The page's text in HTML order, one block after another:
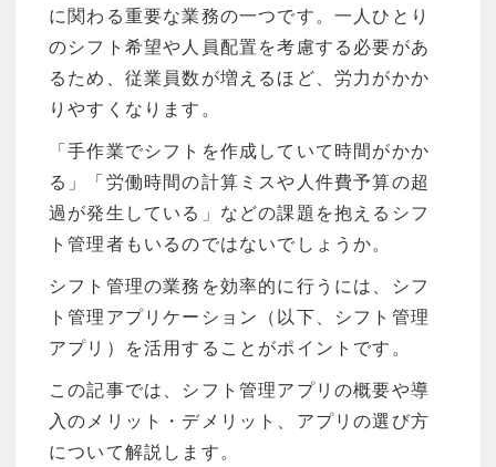
に関わる重要な業務の一つです。一人ひとり
のシフト希望や人員配置を考慮する必要があ
るため、従業員数が増えるほど、労力がかか
りやすくなります。
「手作業でシフトを作成していて時間がかか
る」「労働時間の計算ミスや人件費予算の超
過が発生している」などの課題を抱えるシフ
ト管理者もいるのではないでしょうか。
シフト管理の業務を効率的に行うには、シフ
ト管理アプリケーション（以下、シフト管理
アプリ）を活用することがポイントです。
この記事では、シフト管理アプリの概要や導
入のメリット・デメリット、アプリの選び方
について解説します。